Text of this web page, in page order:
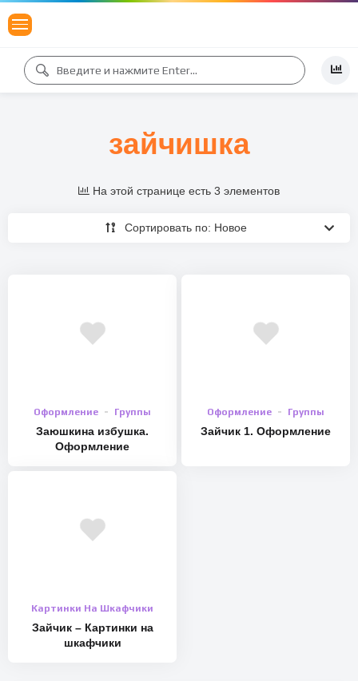
зайчишка
Сортировать по: Новое
На этой странице есть 3 элементов
Оформление Группы
Заюшкина избушка.
Оформление
Оформление Группы
Зайчик 1. Оформление
Картинки На Шкафчики
Зайчик – Картинки на
шкафчики